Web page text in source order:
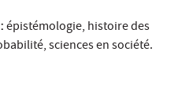
épistémologie, histoire des
sciences en société.